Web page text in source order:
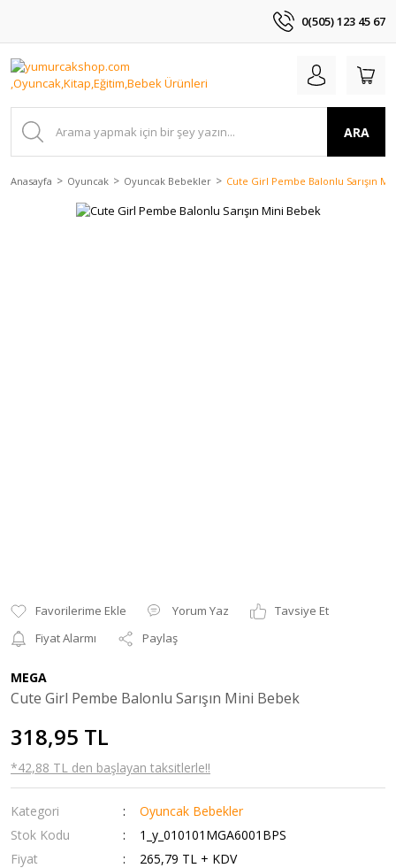
0(505) 123 45 67
ARA
Anasayfa Oyuncak Oyuncak Bebekler Cute Girl Pembe Balonlu Sarışın
Yorum Yaz
Tavsiye Et
Fiyat Alarmı
Paylaş
MEGA
Cute Girl Pembe Balonlu Sarışın Mini Bebek
318,95 TL
*42,88 TL den başlayan taksitlerle!!
Kategori
Oyuncak Bebekler
Stok Kodu
1_y_010101MGA6001BPS
Fiyat
265,79 TL + KDV